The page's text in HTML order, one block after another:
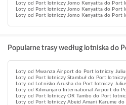
Loty od Port lotniczy Jomo Kenyatta do Port
Loty od Port lotniczy Jomo Kenyatta do Port
Loty od Port lotniczy Jomo Kenyatta do Port
Popularne trasy według lotniska do
Loty od Mwanza Airport do Port lotniczy
Loty od Port lotniczy Stambuł do Port
Loty od Lotnisko Arusha do Port lotniczy
Loty od Kilimanjaro International Airport do
Loty od Port lotniczy OR Tambo do Port
Loty od Port lotniczy Abeid Amani Karume